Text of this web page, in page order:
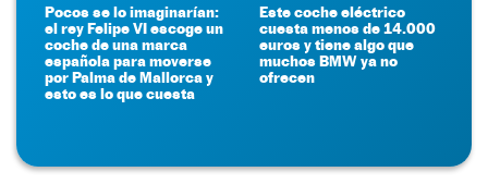
Pocos se lo imaginarían:
el rey Felipe VI escoge un
coche de una marca
española para moverse
por Palma de Mallorca y
esto es lo que cuesta
Este coche eléctrico
cuesta menos de 14.000
euros y tiene algo que
muchos BMW ya no
ofrecen